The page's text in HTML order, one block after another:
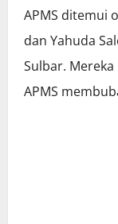
APMS ditemui
dan Yahuda
Sulbar.
APMS